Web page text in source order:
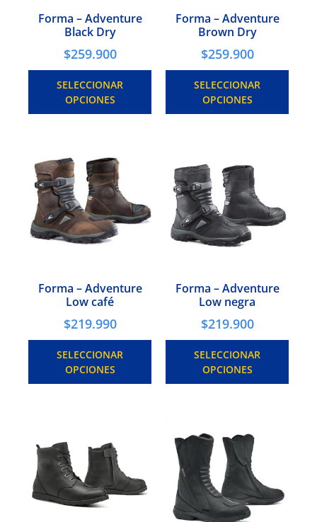
Forma – Adventure
Black Dry
$259.900
SELECCIONAR
OPCIONES
Forma – Adventure
Brown Dry
$259.900
SELECCIONAR
OPCIONES
Forma – Adventure
Low café
$219.990
SELECCIONAR
OPCIONES
Forma – Adventure
Low negra
$219.900
SELECCIONAR
OPCIONES